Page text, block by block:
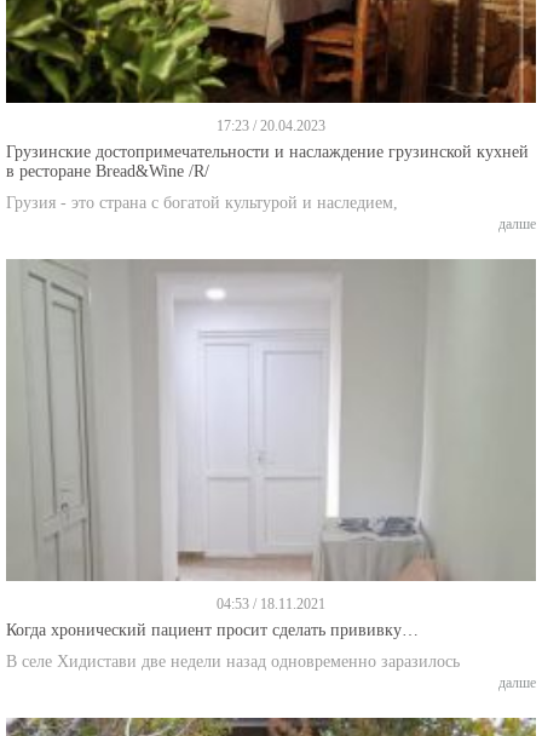
17:23 / 20.04.2023
Грузинские достопримечательности и наслаждение грузинской кухней
в ресторане Bread&Wine /R/
Грузия - это страна с богатой культурой и наследием,
далше
04:53 / 18.11.2021
Когда хронический пациент просит сделать прививку…
В селе Хидистави две недели назад одновременно заразилось
далше